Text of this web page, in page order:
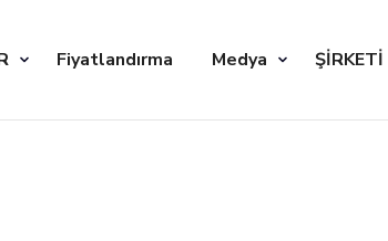
Fiyatlandırma Medya ŞİRKETİ